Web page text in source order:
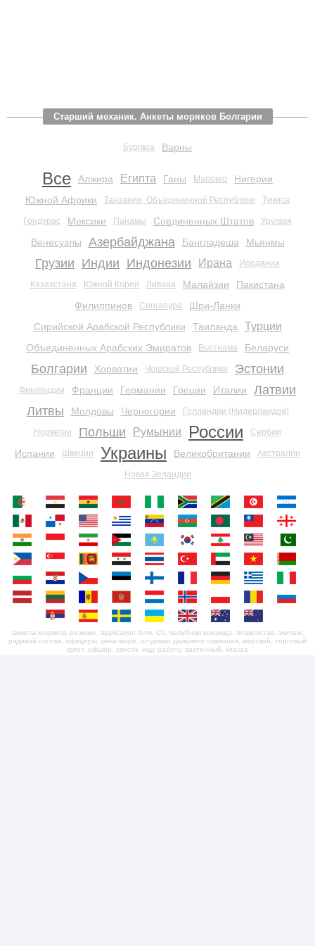
Старший механик. Анкеты моряков Болгарии
Бургаса Варны
Все Алжира Египта Ганы Марокко
Нигерии
Южной Африки
Танзании, Объединенной Республики Туниса
Гондурас Мексики Панамы Соединенных Штатов Уругвая
Венесуэлы Азербайджана Бангладеша Мьянмы
Грузии Индии Индонезии Ирана Иордании
Казахстана Южной Кореи Ливана Малайзии
Пакистана
Филиппинов
Сингапура
Шри-Ланки
Сирийской Арабской Республики
Таиланда Турции
Объединенных Арабских Эмиратов Вьетнама Беларуси
Болгарии Хорватии Чешской Республики Эстонии
Финляндии Франции Германии Греции Италии
Латвии
Литвы
Молдовы Черногории Голландии (Нидерландов)
Норвегии Польши Румынии России Сербии
Испании Швеции Украины Великобритании Австралии
Новая Зеландии
анкеты моряков, резюме, application form, CV, палубная команда, плавсостав, экипаж,
рядовой состав, офицеры, река море, штурман дальнего плавания, морской, торговый
флот, офшор, список, ищу работу, вахтенный, класса